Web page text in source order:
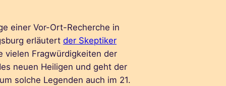
einer Vor-Ort-Recherche in
erläutert der Skeptiker
vielen Fragwürdigkeiten der
neuen Heiligen und geht der
solche Legenden auch im 21.